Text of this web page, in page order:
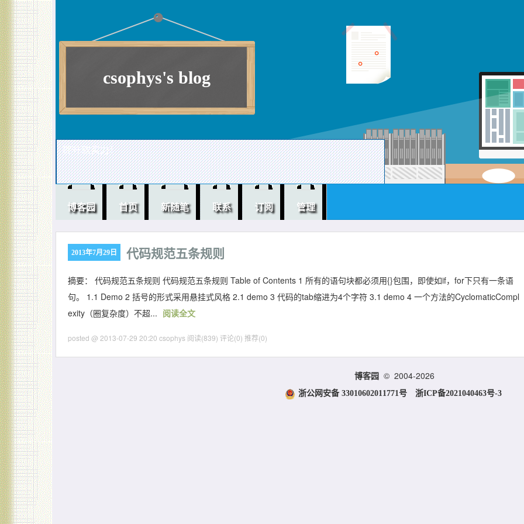
csophys's blog
提升软实力！
博客园 首页 新随笔 联系 订阅 管理
2013年7月29日 代码规范五条规则
摘要： 代码规范五条规则 代码规范五条规则 Table of Contents 1 所有的语句块都必须用{}包围，即使如if，for下只有一条语
句。 1.1 Demo 2 括号的形式采用悬挂式风格 2.1 demo 3 代码的tab缩进为4个字符 3.1 demo 4 一个方法的CyclomaticCompl
exity（圈复杂度）不超...
阅读全文
posted @ 2013-07-29 20:20 csophys 阅读(839) 评论(0) 推荐(0)
博客园 © 2004-2026
浙公网安备 33010602011771号 浙ICP备2021040463号-3